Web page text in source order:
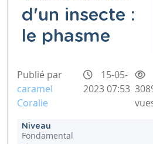
d'un insecte :
le phasme
Publié par
caramel
Coralie
15-05-
2023 07:53
Niveau
Fondamental